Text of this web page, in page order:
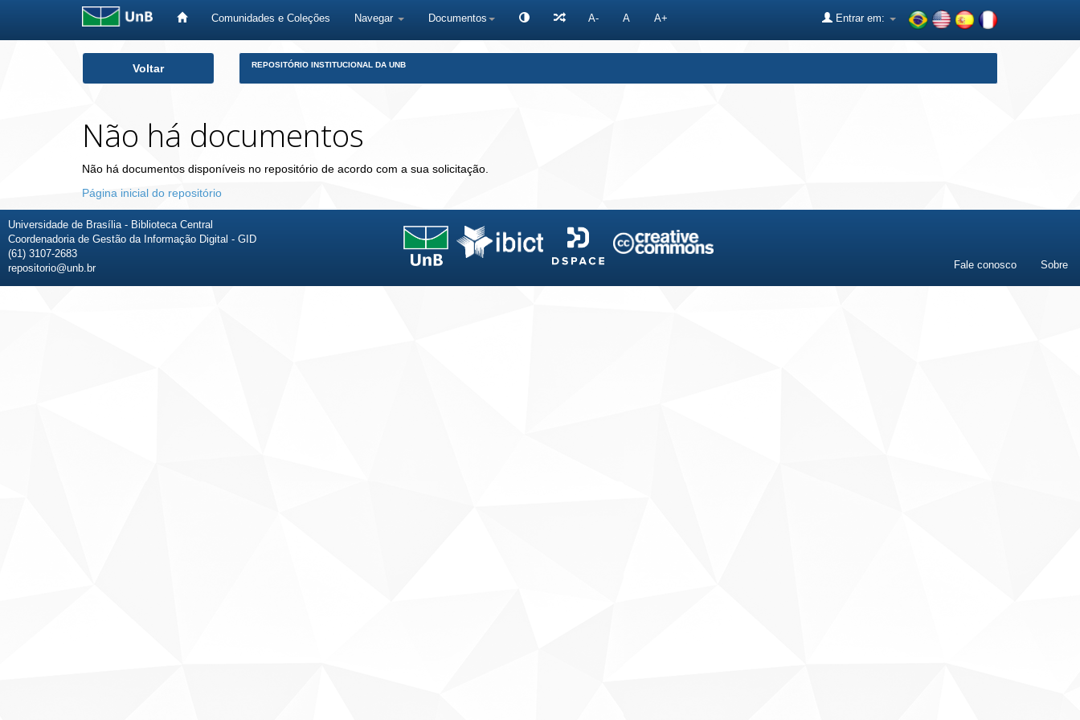
Comunidades e Coleções Navegar Documentos A- A A+ Entrar em:
Voltar REPOSITÓRIO INSTITUCIONAL DA UNB
Não há documentos
Não há documentos disponíveis no repositório de acordo com a sua solicitação.
Página inicial do repositório
Universidade de Brasília - Biblioteca Central
Coordenadoria de Gestão da Informação Digital - GID
(61) 3107-2683
repositorio@unb.br
Fale conosco Sobre